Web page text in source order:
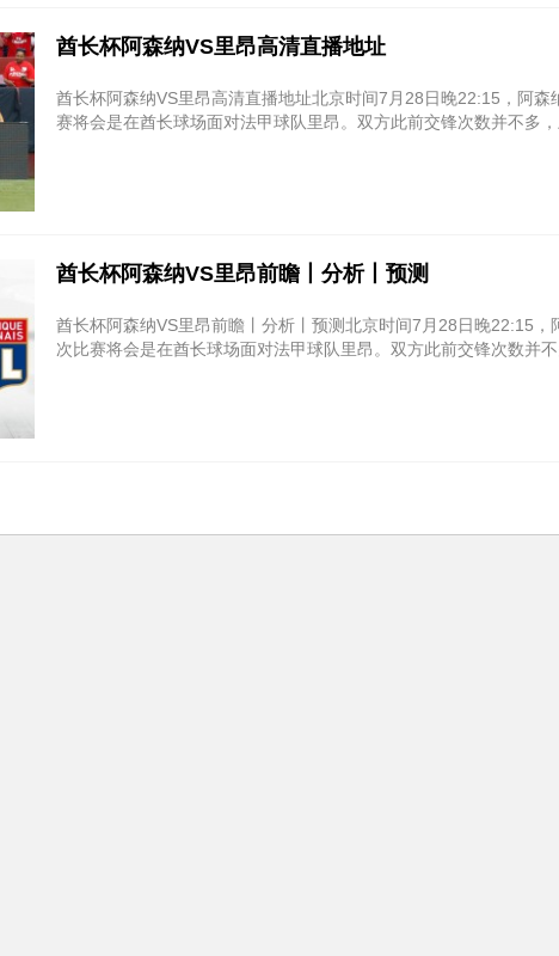
酋长杯阿森纳VS里昂高清直播地址
酋长杯阿森纳VS里昂高清直播地址北京时间7月28日晚22:15，阿
赛将会是在酋长球场面对法甲球队里昂。双方此前交锋次数并不多
酋长杯阿森纳VS里昂前瞻丨分析丨预测
酋长杯阿森纳VS里昂前瞻丨分析丨预测北京时间7月28日晚22:15
次比赛将会是在酋长球场面对法甲球队里昂。双方此前交锋次数并